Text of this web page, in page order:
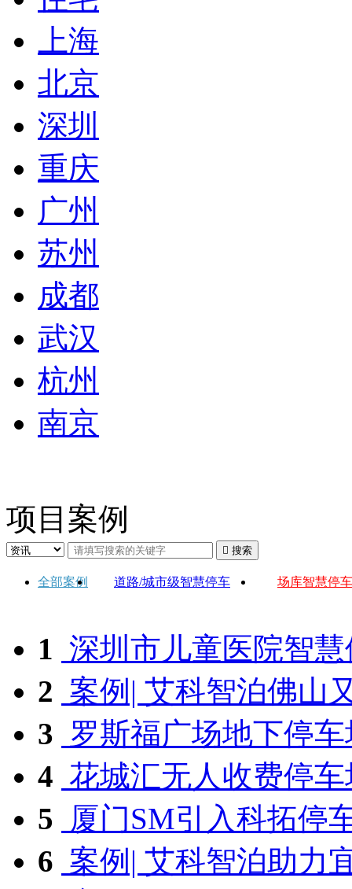
上海
北京
深圳
重庆
广州
苏州
成都
武汉
杭州
南京
项目案例
 搜索
全部案例 道路/城市级智慧停车 场库智慧停车
1 深圳市儿童医院智
2 案例| 艾科智泊佛山
3 罗斯福广场地下停车
4 花城汇无人收费停车
5
厦门SM引入科拓停
6 案例| 艾科智泊助力